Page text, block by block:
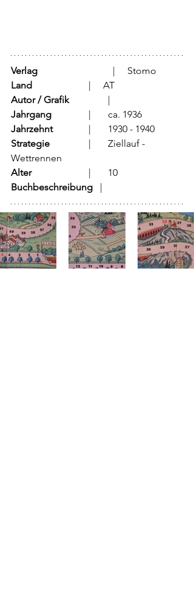
Verlag
			  |     Stomo
Land
			  |     AT
Autor / Grafik
Jahrgang
		  |	ca. 1936
Jahrzehnt
		  |	1930 - 1940
Strategie
Alter
			  |	10
Buchbeschreibung